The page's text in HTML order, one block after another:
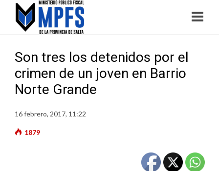
Son tres los detenidos por el
crimen de un joven en Barrio
Norte Grande
16 febrero, 2017, 11:22
1879